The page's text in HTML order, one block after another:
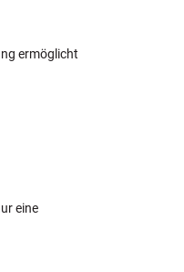
ermöglicht
eine